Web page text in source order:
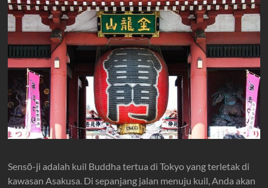
Sensō-ji adalah kuil Buddha tertua di Tokyo yang terletak di
kawasan Asakusa. Di sepanjang jalan menuju kuil, Anda akan